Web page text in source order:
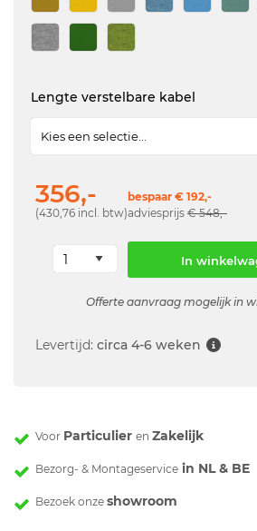
Lengte verstelbare kabel
356,-
(430,76 incl. btw)
bespaar € 192,-
adviesprijs € 548,-
In
Offerte aanvraag mogelijk in
Levertijd: circa 4-6 weken
Voor Particulier en Zakelijk
Bezorg- & Montageservice in NL & BE
Bezoek onze showroom